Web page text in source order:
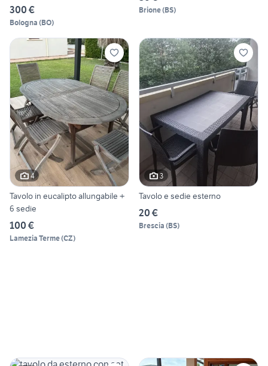
300 €
Bologna (BO)
Brione(BS)
4
Tavolo in eucalipto allungabile +
6 sedie
100 €
Lamezia Terme(CZ)
3
Tavolo e sedie esterno
20 €
Brescia (BS)